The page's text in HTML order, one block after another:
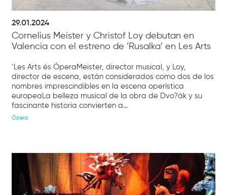
29.01.2024
Cornelius Meister y Christof Loy debutan en
Valencia con el estreno de ‘Rusalka’ en Les Arts
‘Les Arts és ÓperaMeister, director musical, y Loy,
director de escena, están considerados como dos de los
nombres imprescindibles en la escena operística
europeaLa belleza musical de la obra de Dvo?ák y su
fascinante historia convierten a...
Òpera